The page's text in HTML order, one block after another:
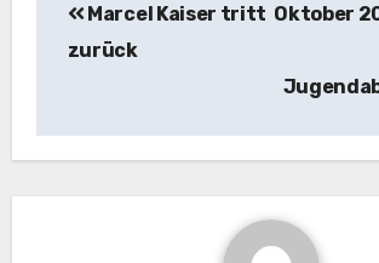
Marcel Kaiser tritt
zurück
Oktober